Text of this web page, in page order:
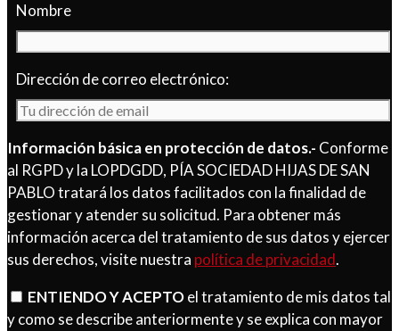
Nombre
Dirección de correo electrónico:
Información básica en protección de datos.- Conforme
al RGPD y la LOPDGDD, PÍA SOCIEDAD HIJAS DE SAN
PABLO tratará los datos facilitados con la finalidad de
gestionar y atender su solicitud. Para obtener más
información acerca del tratamiento de sus datos y ejercer
sus derechos, visite nuestra política de privacidad.
ENTIENDO Y ACEPTOel tratamiento de mis datos tal
y como se describe anteriormente y se explica con mayor